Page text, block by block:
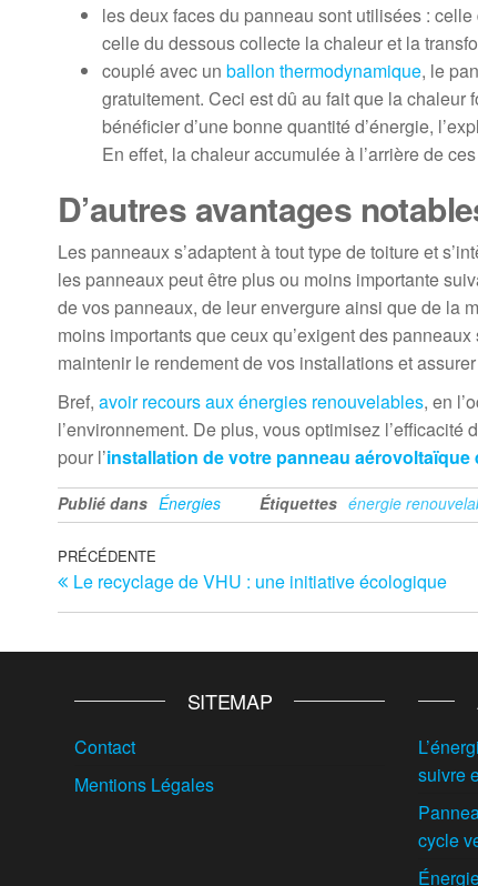
les deux faces du panneau sont utilisées :
celle du dessous collecte la chaleur et la
couplé avec un ballon thermodynamique, le
gratuitement. Ceci est dû au fait que la chaleur
bénéficier d’une bonne quantité d’énergie,
En effet, la chaleur accumulée à l’arrière de
D’autres avantages
Les panneaux s’adaptent à tout type de toiture et
les panneaux peut être plus ou moins importante
de vos panneaux, de leur envergure ainsi que de la
moins importants que ceux qu’exigent des
maintenir le rendement de vos installations et
Bref, avoir recours aux énergies renouvelables, en
l’environnement. De plus, vous optimisez
pour l’installation de votre panneau aérovoltaïque
Publié dans Énergies Étiquettes énergie
Navigation
de
Article
précédent
PRÉCÉDENTE
Le recyclage de VHU : une initiative écologique
SITEMAP
Contact
Mentions Légales
suivre
cycle